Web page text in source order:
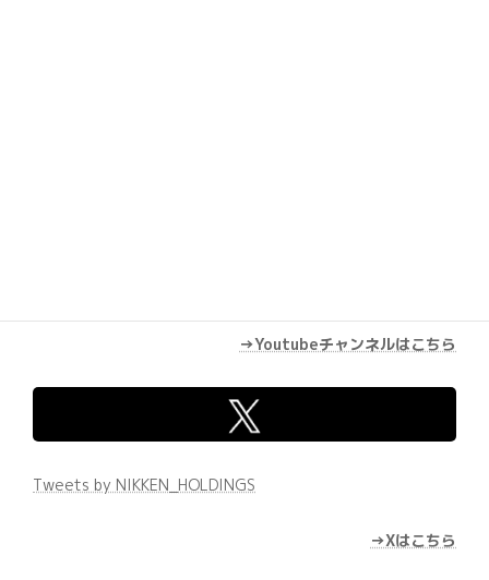
→Youtubeチャンネルはこちら
Tweets by NIKKEN_HOLDINGS
→Xはこちら